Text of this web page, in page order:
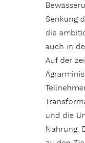
Senkung
die
auch in
Auf der
und die
Nahrung.